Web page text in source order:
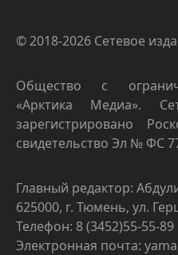
© 2018-2026 Сетевое
Общество с
«Арктика Медиа».
зарегистрировано
свидетельство Эл № ФС
Главный редактор:
625000, г. Тюмень, ул.
Телефон: 8 (3452)55-55-89
Электронная почта: